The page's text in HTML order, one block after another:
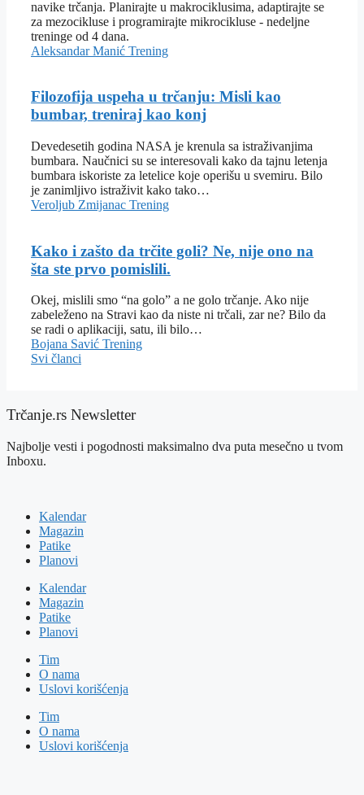
navike trčanja. Planirajte u makrociklusima, adaptirajte se
za mezocikluse i programirajte mikrocikluse - nedeljne
treninge od 4 dana.
Aleksandar Manić Trening
Filozofija uspeha u trčanju: Misli kao
bumbar, treniraj kao konj
Devedesetih godina NASA je krenula sa istraživanjima
bumbara. Naučnici su se interesovali kako da tajnu letenja
bumbara iskoriste za letelice koje operišu u svemiru. Bilo
je zanimljivo istraživit kako tako…
Veroljub Zmijanac Trening
Kako i zašto da trčite goli? Ne, nije ono na
šta ste prvo pomislili.
Okej, mislili smo “na golo” a ne golo trčanje. Ako nije
zabeleženo na Stravi kao da niste ni trčali, zar ne? Bilo da
se radi o aplikaciji, satu, ili bilo…
Bojana Savić Trening
Svi članci
Trčanje.rs Newsletter
Najbolje vesti i pogodnosti maksimalno dva puta mesečno u tvom
Inboxu.
Kalendar
Magazin
Patike
Planovi
Kalendar
Magazin
Patike
Planovi
Tim
O nama
Uslovi korišćenja
Tim
O nama
Uslovi korišćenja